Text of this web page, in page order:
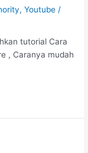
,Youtube /
tutorial Cara
, Caranya mudah